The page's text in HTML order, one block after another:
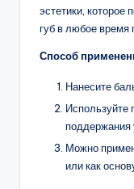
эстетики, которое
губ в любое время
Способ
Нанесите
Используйте
поддержания
Можно
или как